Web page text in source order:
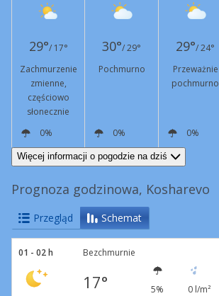
29°/ 17° 30°/ 29° 29°/ 24°
Zachmurzenie
zmienne,
częściowo
słonecznie
Pochmurno
Przeważnie
pochmurno
0% 0% 0%
NW
7 km/h E
13 km/h
Więcej informacji o pogodzie na dziś
Prognoza godzinowa, Kosharevo
Przegląd Schemat
01 - 02 h Bezchmurnie
17° 5% 0 l/m²